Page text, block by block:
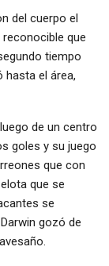
del cuerpo el
que
tiempo
hasta el área,
de un centro
goles y su juego
que con
que se
se
gozó de